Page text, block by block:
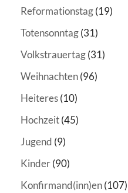
Reformationstag(19)
Totensonntag(31)
Volkstrauertag(31)
Weihnachten(96)
Heiteres(10)
Hochzeit(45)
Jugend (9)
Kinder(90)
Konfirmand(inn)en(107)